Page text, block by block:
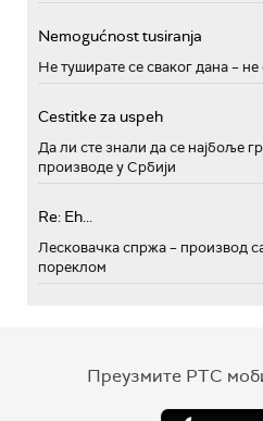
Nemogućnost tusiranja
Не туширате се сваког дана – не
Cestitke za uspeh
Да ли сте знали да се најбоље
производе у Србији
Re: Eh...
Лесковачка спржа – производ
пореклом
Преузмите РТС